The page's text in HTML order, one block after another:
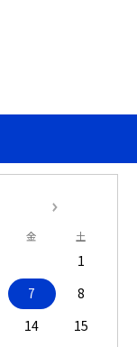
金 土
1
7
8
14
15